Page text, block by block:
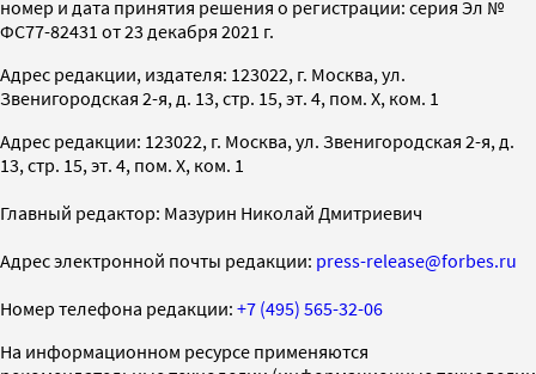
номер и дата принятия решения о регистрации: серия Эл №
ФС77-82431 от 23 декабря 2021 г.
Адрес редакции, издателя: 123022, г. Москва, ул.
Звенигородская 2-я, д. 13, стр. 15, эт. 4, пом. X, ком. 1
Адрес редакции: 123022, г. Москва, ул. Звенигородская 2-я, д.
13, стр. 15, эт. 4, пом. X, ком. 1
Главный редактор: Мазурин Николай Дмитриевич
Адрес электронной почты редакции: press-release@forbes.ru
Номер телефона редакции: +7 (495) 565-32-06
На информационном ресурсе применяются